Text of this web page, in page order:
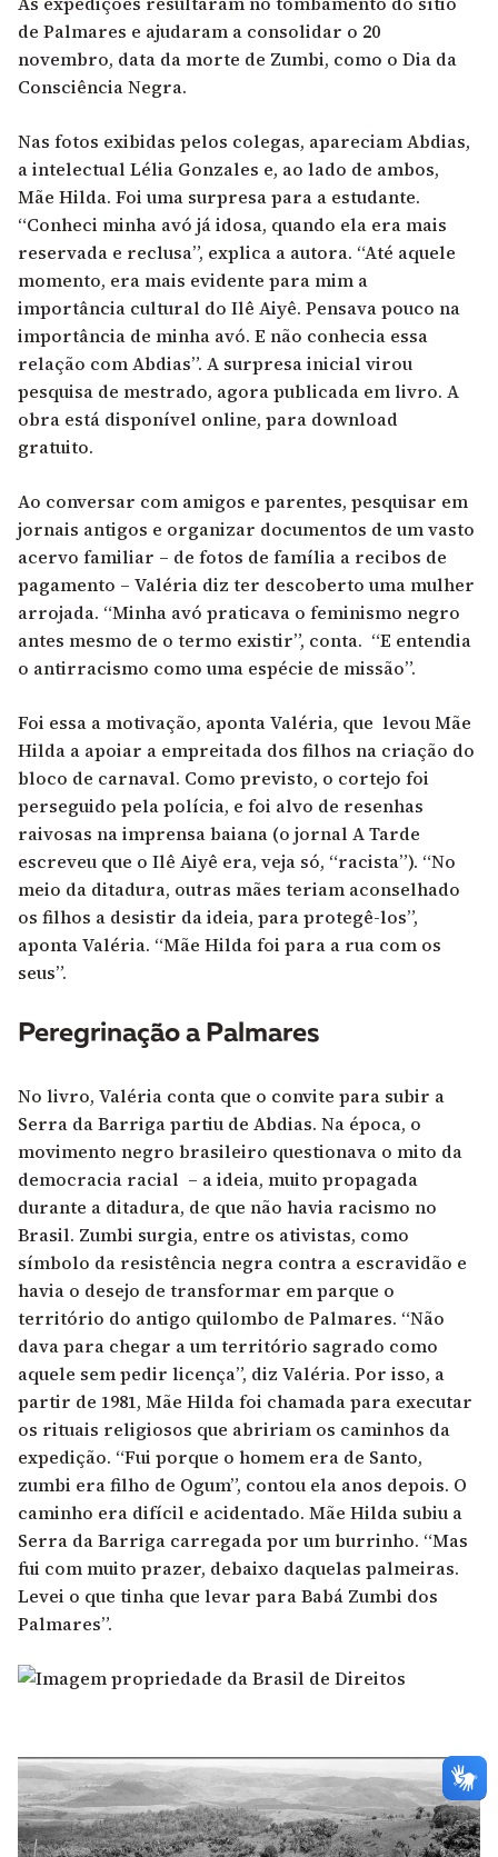
de Palmares e ajudaram a consolidar o 20
novembro, data da morte de Zumbi, como o Dia da
Consciência Negra.
Nas fotos exibidas pelos colegas, apareciam Abdias,
a intelectual Lélia Gonzales e, ao lado de ambos,
Mãe Hilda. Foi uma surpresa para a estudante.
“Conheci minha avó já idosa, quando ela era mais
reservada e reclusa”, explica a autora. “Até aquele
momento, era mais evidente para mim a
importância cultural do Ilê Aiyê. Pensava pouco na
importância de minha avó. E não conhecia essa
relação com Abdias”. A surpresa inicial virou
pesquisa de mestrado, agora publicada em livro. A
obra está disponível online, para download
gratuito.
Ao conversar com amigos e parentes, pesquisar em
jornais antigos e organizar documentos de um vasto
acervo familiar – de fotos de família a recibos de
pagamento – Valéria diz ter descoberto uma mulher
arrojada. “Minha avó praticava o feminismo negro
antes mesmo de o termo existir”, conta. “E entendia
o antirracismo como uma espécie de missão”.
Foi essa a motivação, aponta Valéria, que levou Mãe
Hilda a apoiar a empreitada dos filhos na criação do
bloco de carnaval. Como previsto, o cortejo foi
perseguido pela polícia, e foi alvo de resenhas
raivosas na imprensa baiana (o jornal A Tarde
escreveu que o Ilê Aiyê era, veja só, “racista”). “No
meio da ditadura, outras mães teriam aconselhado
os filhos a desistir da ideia, para protegê-los”,
aponta Valéria. “Mãe Hilda foi para a rua com os
seus”.
Peregrinação a Palmares
No livro, Valéria conta que o convite para subir a
Serra da Barriga partiu de Abdias. Na época, o
movimento negro brasileiro questionava o mito da
democracia racial – a ideia, muito propagada
durante a ditadura, de que não havia racismo no
Brasil. Zumbi surgia, entre os ativistas, como
símbolo da resistência negra contra a escravidão e
havia o desejo de transformar em parque o
território do antigo quilombo de Palmares. “Não
dava para chegar a um território sagrado como
aquele sem pedir licença”, diz Valéria. Por isso, a
partir de 1981, Mãe Hilda foi chamada para executar
os rituais religiosos que abririam os caminhos da
expedição. “Fui porque o homem era de Santo,
zumbi era filho de Ogum”, contou ela anos depois. O
caminho era difícil e acidentado. Mãe Hilda subiu a
Serra da Barriga carregada por um burrinho. “Mas
fui com muito prazer, debaixo daquelas palmeiras.
Levei o que tinha que levar para Babá Zumbi dos
Palmares”.